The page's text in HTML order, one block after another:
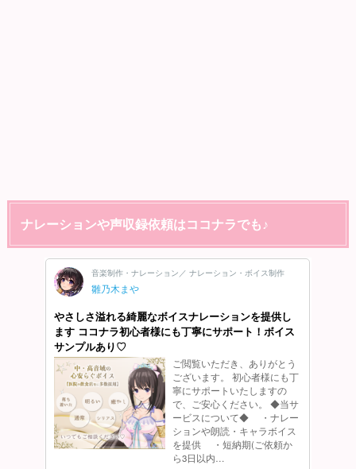
ナレーションや声収録依頼はココナラでも♪